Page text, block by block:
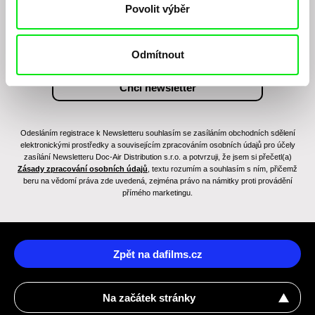
Povolit výběr
Odmítnout
Odesláním registrace k Newsletteru souhlasím se zasíláním obchodních sdělení
elektronickými prostředky a souvisejícím zpracováním osobních údajů pro účely
zasílání Newsletteru Doc-Air Distribution s.r.o. a potvrzuji, že jsem si přečetl(a)
Zásady zpracování osobních údajů , textu rozumím a souhlasím s ním, přičemž
beru na vědomí práva zde uvedená, zejména právo na námitky proti provádění
přímého marketingu.
Zpět na dafilms.cz
Na začátek stránky